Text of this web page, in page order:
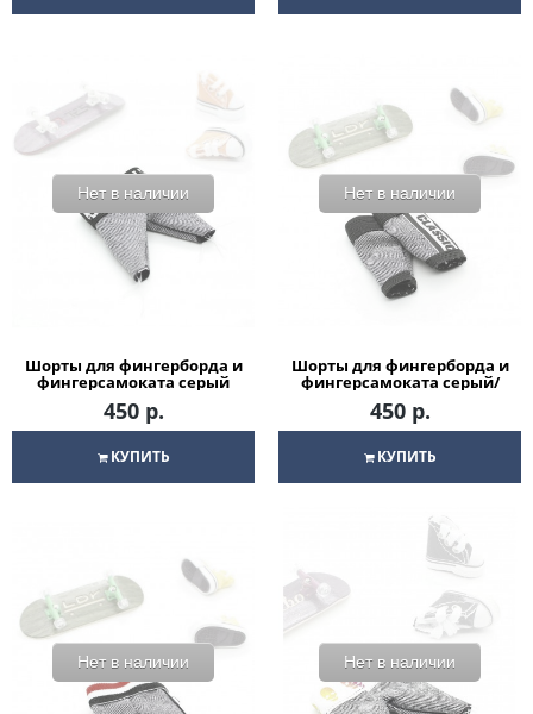
Нет в наличии
Шорты для фингерборда и
фингерсамоката серый
Love
450 р.
КУПИТЬ
Нет в наличии
Шорты для фингерборда и
фингерсамоката серый/
черный
450 р.
КУПИТЬ
Нет в наличии Нет в наличии